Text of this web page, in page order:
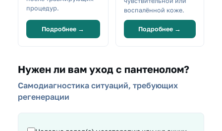
процедур.
Подробнее →
воспалённой коже.
Подробнее →
Нужен ли вам уход с пантенолом?
Самодиагностика ситуаций, требующих
регенерации